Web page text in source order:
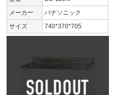
メーカー
パナソニック
サイズ
740*370*705